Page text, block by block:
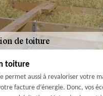
toiture
permet aussi à revaloriser votre
facture d’énergie. Donc, vos